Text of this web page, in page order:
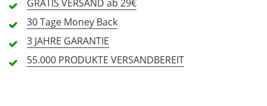
1 Sterne
Alle Sprachen
GRATIS VERSAND ab 29€
30 Tage Money Back
3 JAHRE GARANTIE
55.000 PRODUKTE VERSANDBEREIT